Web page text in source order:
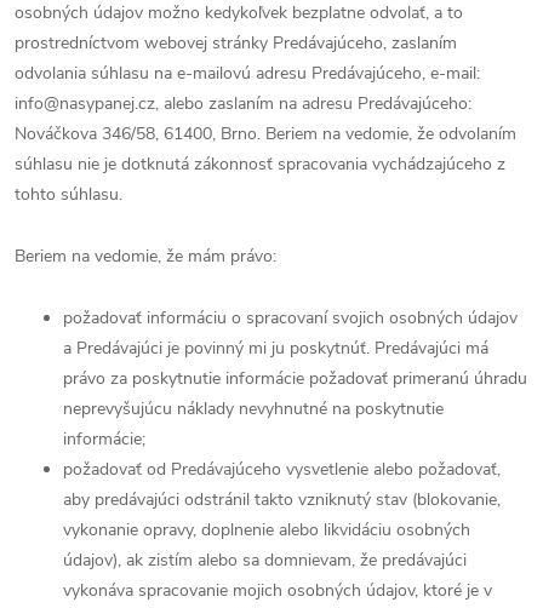
osobných údajov možno kedykoľvek bezplatne odvolať, a to
prostredníctvom webovej stránky Predávajúceho, zaslaním
odvolania súhlasu na e-mailovú adresu Predávajúceho, e-mail:
info@nasypanej.cz, alebo zaslaním na adresu Predávajúceho:
Nováčkova 346/58, 61400, Brno. Beriem na vedomie, že odvolaním
súhlasu nie je dotknutá zákonnosť spracovania vychádzajúceho z
tohto súhlasu.
Beriem na vedomie, že mám právo:
požadovať informáciu o spracovaní svojich osobných údajov
a Predávajúci je povinný mi ju poskytnúť. Predávajúci má
právo za poskytnutie informácie požadovať primeranú úhradu
neprevyšujúcu náklady nevyhnutné na poskytnutie
informácie;
požadovať od Predávajúceho vysvetlenie alebo požadovať,
aby predávajúci odstránil takto vzniknutý stav (blokovanie,
vykonanie opravy, doplnenie alebo likvidáciu osobných
údajov), ak zistím alebo sa domnievam, že predávajúci
vykonáva spracovanie mojich osobných údajov, ktoré je v